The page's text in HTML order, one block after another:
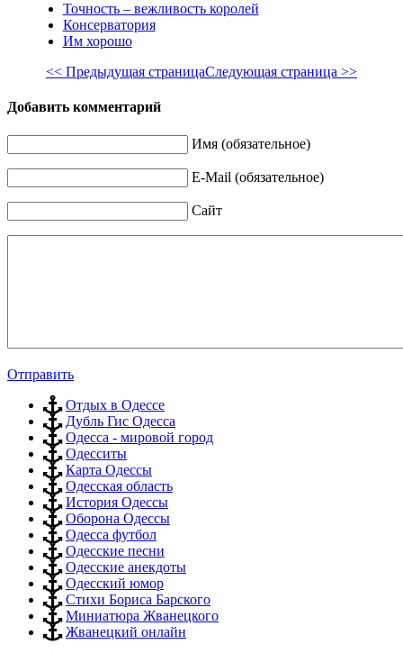
Точность – вежливость королей
Консерватория
Им хорошо
<< Предыдущая страницаСледующая страница >>
Добавить комментарий
Имя (обязательное)
E-Mail (обязательное)
Сайт
Отправить
Отдых в Одессе
Дубль Гис Одесса
Одесса - мировой город
Одесситы
Карта Одессы
Одесская область
История Одессы
Оборона Одессы
Одесса футбол
Одесские песни
Одесские анекдоты
Одесский юмор
Стихи Бориса Барского
Миниатюра Жванецкого
Жванецкий онлайн